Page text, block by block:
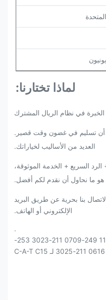
لماذا تختارنا:
أن تسليم في غضون وقت قصير.
العديد من الأساليب لخياراتك.
السريع + الخدمة الموثوقة،
هو ما نحاول أن نقدم لكم أفضل.
بنا بحرية عن طريق البريد
الإلكتروني أو الهاتف.
.